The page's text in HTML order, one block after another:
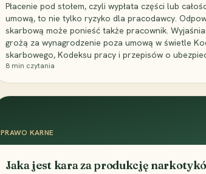
Płacenie pod stołem, czyli wypłata części lub
umową, to nie tylko ryzyko dla pracodawcy.
skarbową może ponieść także pracownik.
grożą za wynagrodzenie poza umową w świetle
skarbowego, Kodeksu pracy i przepisów o
8 min czytania
PRAWO KARNE
Jaka jest kara za produkcję